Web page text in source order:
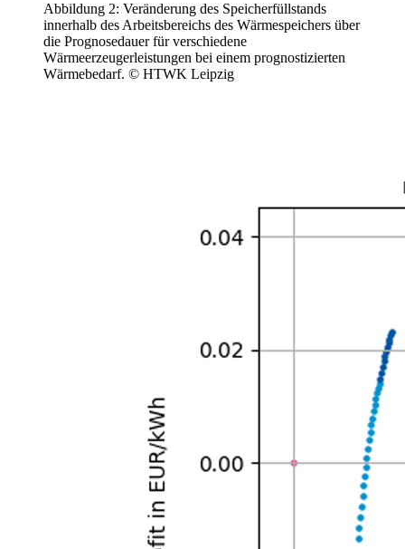
Abbildung 2: Veränderung des Speicherfüllstands
innerhalb des Arbeitsbereichs des Wärmespeichers über
die Prognosedauer für verschiedene
Wärmeerzeugerleistungen bei einem prognostizierten
Wärmebedarf. © HTWK Leipzig